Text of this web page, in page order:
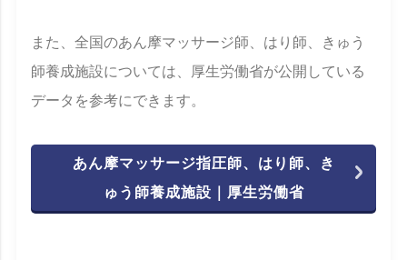
また、全国のあん摩マッサージ師、はり師、きゅう
師養成施設については、厚生労働省が公開している
データを参考にできます。
あん摩マッサージ指圧師、はり師、き
ゅう師養成施設｜厚生労働省